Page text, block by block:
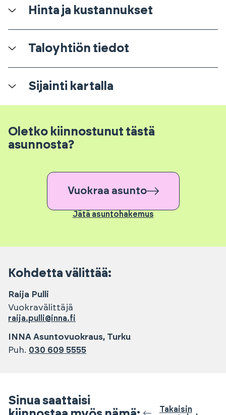
Hinta ja kustannukset
Taloyhtiön tiedot
Sijainti kartalla
Oletko kiinnostunut tästä
asunnosta?
Vuokraa asunto
Jätä asuntohakemus
Kohdetta välittää:
Raija Pulli
Vuokravälittäjä
raija.pulli@inna.fi
INNA Asuntovuokraus, Turku
Puh. 030 609 5555
Sinua saattaisi
Takaisin